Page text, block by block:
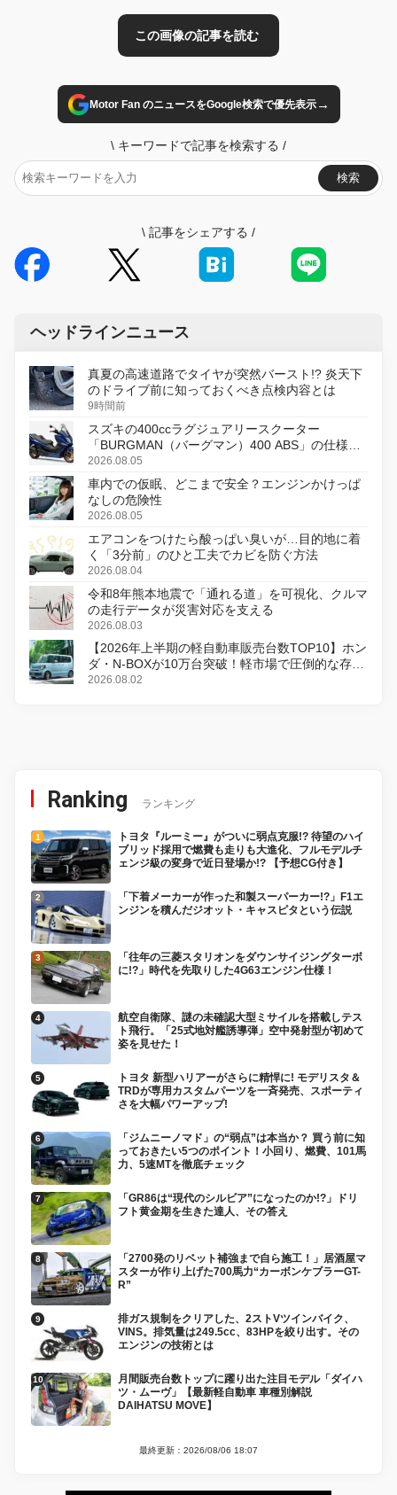
Motor Fan のニュースをGoogle検索で優先表示→
\ キーワードで記事を検索する /
検索
\ 記事をシェアする /
ヘッドラインニュース
真夏の高速道路でタイヤが突然バースト!? 炎天下
のドライブ前に知っておくべき点検内容とは
9時間前
スズキの400ccラグジュアリースクーター
「BURGMAN（バーグマン）400 ABS」の仕様を
変更し、8月18日に発売
2026.08.05
車内での仮眠、どこまで安全？エンジンかけっぱ
なしの危険性
2026.08.05
エアコンをつけたら酸っぱい臭いが…目的地に着
く「3分前」のひと工夫でカビを防ぐ方法
2026.08.04
令和8年熊本地震で「通れる道」を可視化、クルマ
の走行データが災害対応を支える
2026.08.03
【2026年上半期の軽自動車販売台数TOP10】ホン
ダ・N-BOXが10万台突破！軽市場で圧倒的な存在
感
2026.08.02
Ranking ランキング
トヨタ『ルーミー』がついに弱点克服!? 待望のハイ
ブリッド採用で燃費も走りも大進化、フルモデルチ
ェンジ級の変身で近日登場か!? 【予想CG付き】
「下着メーカーが作った和製スーパーカー!?」F1エ
ンジンを積んだジオット・キャスピタという伝説
「往年の三菱スタリオンをダウンサイジングターボ
に!?」時代を先取りした4G63エンジン仕様！
航空自衛隊、謎の未確認大型ミサイルを搭載しテス
ト飛行。「25式地対艦誘導弾」空中発射型が初めて
姿を見せた！
トヨタ 新型ハリアーがさらに精悍に! モデリスタ＆
TRDが専用カスタムパーツを一斉発売、スポーティ
さを大幅パワーアップ!
「ジムニーノマド」の“弱点”は本当か？ 買う前に知
っておきたい5つのポイント！小回り、燃費、101馬
力、5速MTを徹底チェック
「GR86は“現代のシルビア”になったのか!?」ドリ
フト黄金期を生きた達人、その答え
「2700発のリベット補強まで自ら施工！」居酒屋マ
スターが作り上げた700馬力“カーボンケブラーGT-
R”
排ガス規制をクリアした、2ストVツインバイク、
VINS。排気量は249.5cc、83HPを絞り出す。その
エンジンの技術とは
月間販売台数トップに躍り出た注目モデル「ダイハ
ツ・ムーヴ」【最新軽自動車 車種別解説
DAIHATSU MOVE】
最終更新：2026/08/06 18:07